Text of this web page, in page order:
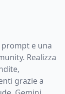
e una
Realizza
grazie a